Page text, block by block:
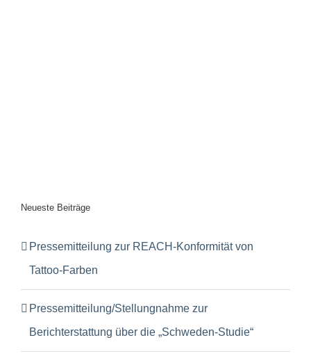
Neueste Beiträge
Pressemitteilung zur REACH-Konformität von
Tattoo-Farben
Pressemitteilung/Stellungnahme zur
Berichterstattung über die „Schweden-Studie“